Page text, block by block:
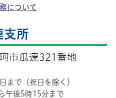
について
支所
市瓜連321番地
まで（祝日を除く）
午後5時15分まで